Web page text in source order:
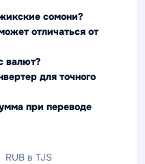
сомони?
отличаться от
валют?
для точного
при переводе
RUB в TJS